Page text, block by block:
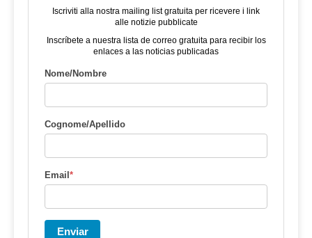
Iscriviti alla nostra mailing list gratuita per ricevere i link
alle notizie pubblicate
Inscríbete a nuestra lista de correo gratuita para recibir los
enlaces a las noticias publicadas
Nome/Nombre
Cognome/Apellido
Email*
Enviar